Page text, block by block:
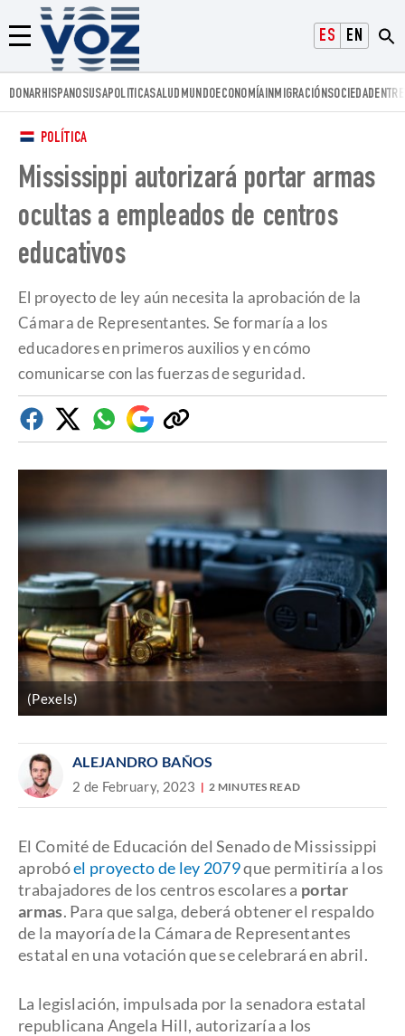
ESPAÑOLENGLISH
Menú
Voz.us
DONARHISPANOSUSAPOLITICASALUD MUNDOECONOMÍAINMIGRACIÓNSOCIEDAD
POLÍTICA
Mississippi autorizará portar armas
ocultas a empleados de centros
educativos
El proyecto de ley aún necesita la aprobación de la
Cámara de Representantes. Se formaría a los
educadores en primeros auxilios y en cómo
comunicarse con las fuerzas de seguridad.
FacebookTwitterWhatsapp
Google
Discover
Copiar
enlace
(Pexels)
ALEJANDRO BAÑOS
2 de February, 2023 2 MINUTES READ
El Comité de Educación del Senado de Mississippi
aprobóel proyecto de ley 2079que permitiría a los
trabajadores de los centros escolares a portar
armas. Para que salga, deberá obtener el respaldo
de la mayoría de la Cámara de Representantes
estatal en una votación que se celebrará en abril.
La legislación, impulsada por la senadora estatal
republicana Angela Hill, autorizaría a los